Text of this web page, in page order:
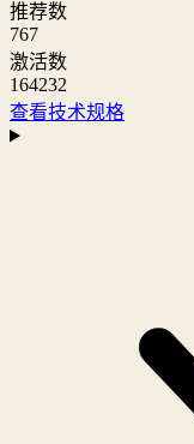
推荐数
767
激活数
164232
查看技术规格